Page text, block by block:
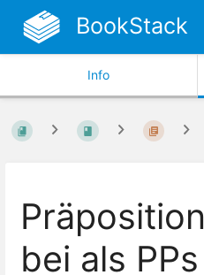
BookStack
Info
bei als PPs